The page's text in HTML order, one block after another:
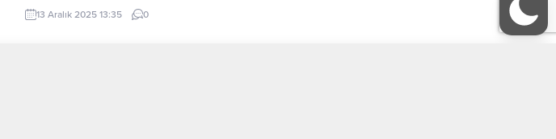
olmak üzere birçok Osmanlı kentinde
yaşamıştır. 60’ lı yıllarda varlık yayınlarının
13 Aralık 2025 13:35 0